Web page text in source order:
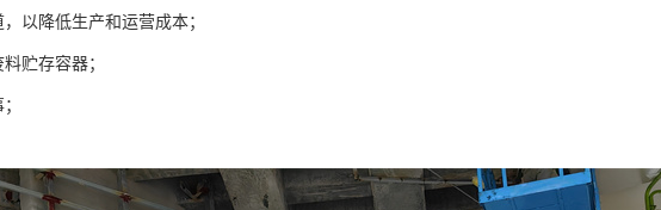
以降低生产和运营成本；
贮存容器；